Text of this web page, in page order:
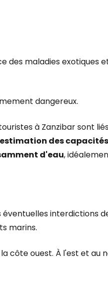
des maladies exotiques
dangereux.
à Zanzibar sont
des
d'eau,
interdictions
marins.
côte ouest. À l'est et au